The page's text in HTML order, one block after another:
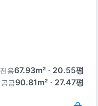
전용67.93m² · 20.55평
공급90.81m² · 27.47평